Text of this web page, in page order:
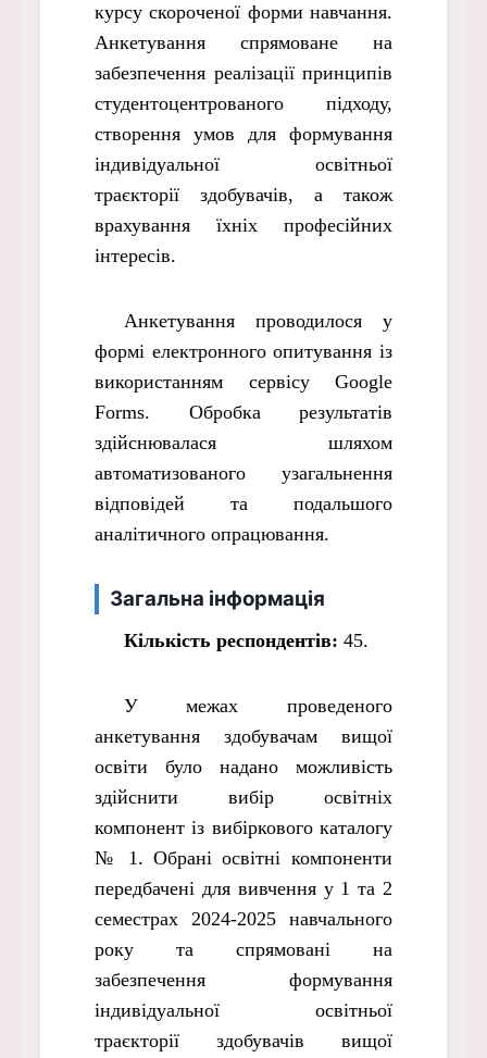
курсу скороченої форми навчання.
Анкетування спрямоване на
забезпечення реалізації принципів
студентоцентрованого підходу,
створення умов для формування
індивідуальної освітньої
траєкторії здобувачів, а також
врахування їхніх професійних
інтересів.
Анкетування проводилося у
формі електронного опитування із
використанням сервісу Google
Forms. Обробка результатів
здійснювалася шляхом
автоматизованого узагальнення
відповідей та подальшого
аналітичного опрацювання.
Загальна інформація
Кількість респондентів: 45.
У межах проведеного
анкетування здобувачам вищої
освіти було надано можливість
здійснити вибір освітніх
компонент із вибіркового каталогу
№ 1. Обрані освітні компоненти
передбачені для вивчення у 1 та 2
семестрах 2024-2025 навчального
року та спрямовані на
забезпечення формування
індивідуальної освітньої
траєкторії здобувачів вищої